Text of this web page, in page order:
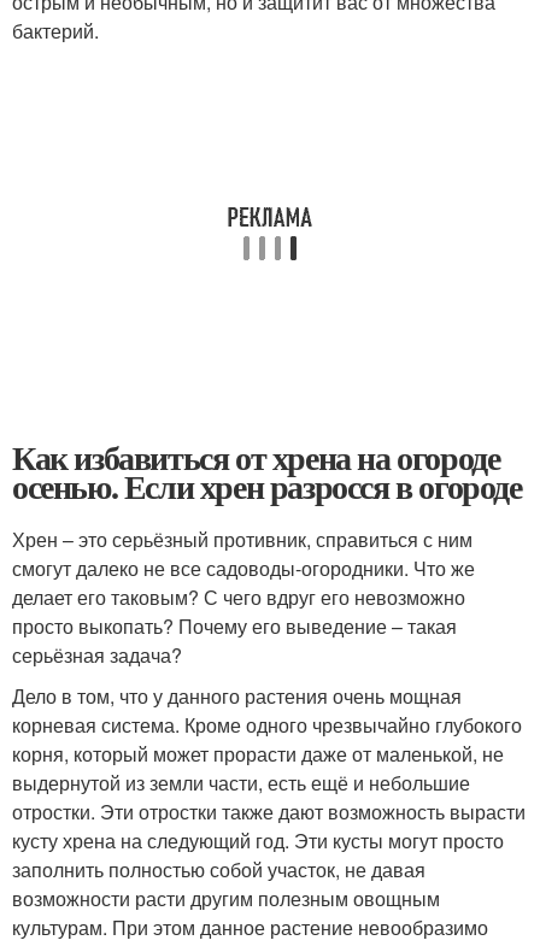
бактерий.
Как избавиться от хрена на огороде
осенью. Если хрен разросся в огороде
Хрен – это серьёзный противник, справиться с ним
смогут далеко не все садоводы-огородники. Что же
делает его таковым? С чего вдруг его невозможно
просто выкопать? Почему его выведение – такая
серьёзная задача?
Дело в том, что у данного растения очень мощная
корневая система. Кроме одного чрезвычайно глубокого
корня, который может прорасти даже от маленькой, не
выдернутой из земли части, есть ещё и небольшие
отростки. Эти отростки также дают возможность вырасти
кусту хрена на следующий год. Эти кусты могут просто
заполнить полностью собой участок, не давая
возможности расти другим полезным овощным
культурам. При этом данное растение невообразимо